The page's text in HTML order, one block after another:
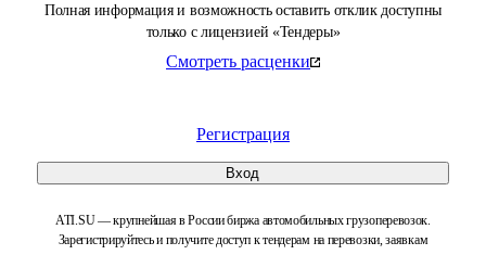
Полная информация и возможность оставить отклик доступны
только с лицензией «Тендеры»
Смотреть расценки
Регистрация
Вход
ATI.SU — крупнейшая в России биржа автомобильных грузоперевозок.
Зарегистрируйтесь и получите доступ к тендерам на перевозки, заявкам